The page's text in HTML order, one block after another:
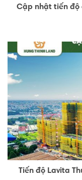
Cập nhật tiến độ
Tiến độ Lavita